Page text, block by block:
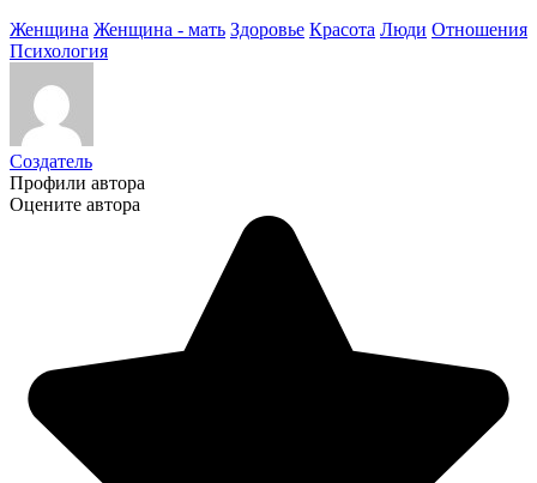
Женщина Женщина - мать Здоровье Красота Люди Отношения
Психология
Создатель
Профили автора
Оцените автора